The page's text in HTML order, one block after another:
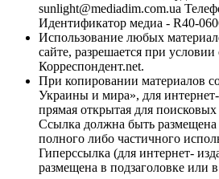
sunlight@mediadim.com.ua
Идентификатор медиа - R40-
Использование любых
сайте, разрешается при
Корреспондент.net.
При копировании материалов
Украины и мира», для интернет-
прямая открытая для
Ссылка должна быть размещена
полного либо частичного
Гиперссылка (для интернет-
размещена в подзаголовке или